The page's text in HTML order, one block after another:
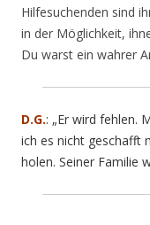
Hilfesuchenden sind
in der Möglichkeit,
Du warst ein wahrer
D.G.: „Er wird fehlen.
ich es nicht geschafft
holen. Seiner Familie